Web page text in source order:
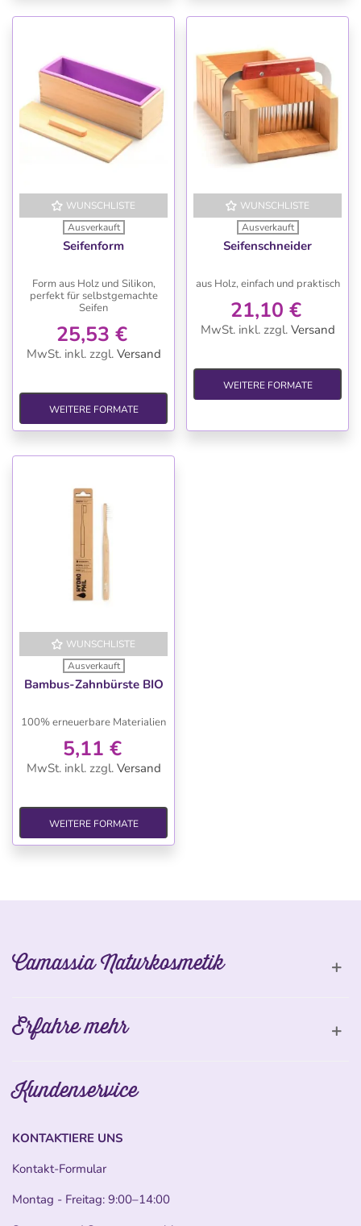
WUNSCHLISTE
Ausverkauft
Seifenform
Form aus Holz und Silikon,
perfekt für selbstgemachte
Seifen
25,53 €
MwSt. inkl. zzgl. Versand
WEITERE FORMATE
WUNSCHLISTE
Ausverkauft
Seifenschneider
aus Holz, einfach und praktisch
21,10 €
MwSt. inkl. zzgl. Versand
WEITERE FORMATE
WUNSCHLISTE
Ausverkauft
Bambus-Zahnbürste BIO
100% erneuerbare Materialien
5,11 €
MwSt. inkl. zzgl. Versand
WEITERE FORMATE
Camassia Naturkosmetik
Erfahre mehr
Kundenservice
KONTAKTIERE UNS
Kontakt-Formular
Montag - Freitag: 9:00–14:00